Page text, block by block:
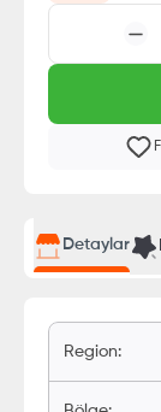
Detaylar
Region: